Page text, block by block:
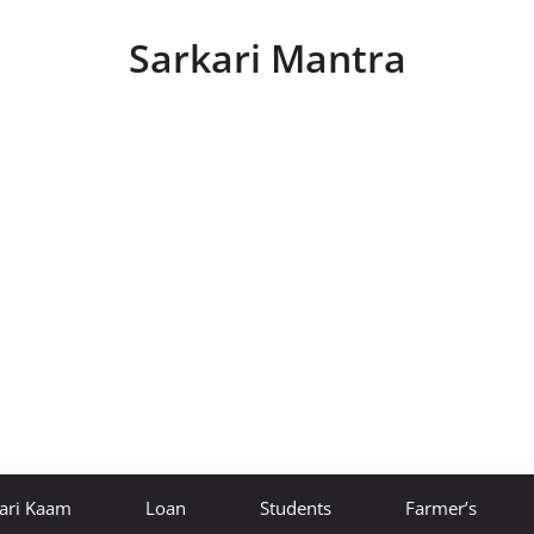
Sarkari Mantra
Kaam Loan Students Farmer’s